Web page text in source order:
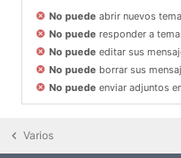
No puede abrir nuevos
No puede responder a
No puede editar sus
No puede borrar sus
No puede enviar adjuntos
Varios